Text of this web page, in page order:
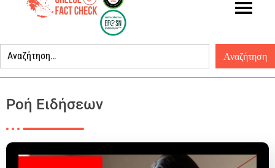
Ροή Ειδήσεων